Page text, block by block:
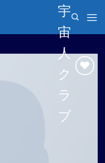
宇
宙
人
ク
ラ
ブ